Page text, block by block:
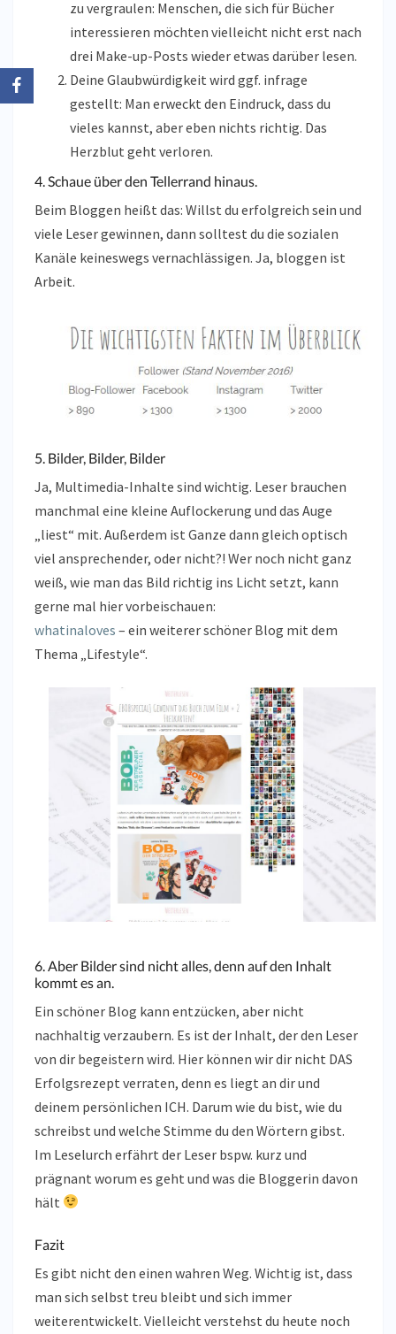
zu vergraulen: Menschen, die sich für Bücher
interessieren möchten vielleicht nicht erst nach
drei Make-up-Posts wieder etwas darüber lesen.
Deine Glaubwürdigkeit wird ggf. infrage
gestellt: Man erweckt den Eindruck, dass du
vieles kannst, aber eben nichts richtig. Das
Herzblut geht verloren.
4. Schaue über den Tellerrand hinaus.
Beim Bloggen heißt das: Willst du erfolgreich sein und
viele Leser gewinnen, dann solltest du die sozialen
Kanäle keineswegs vernachlässigen. Ja, bloggen ist
Arbeit.
5. Bilder, Bilder, Bilder
Ja, Multimedia-Inhalte sind wichtig. Leser brauchen
manchmal eine kleine Auflockerung und das Auge
„liest“ mit. Außerdem ist Ganze dann gleich optisch
viel ansprechender, oder nicht?! Wer noch nicht ganz
weiß, wie man das Bild richtig ins Licht setzt, kann
gerne mal hier vorbeischauen:
whatinaloves – ein weiterer schöner Blog mit dem
Thema „Lifestyle“.
6. Aber Bilder sind nicht alles, denn auf den Inhalt
kommt es an.
Ein schöner Blog kann entzücken, aber nicht
nachhaltig verzaubern. Es ist der Inhalt, der den Leser
von dir begeistern wird. Hier können wir dir nicht DAS
Erfolgsrezept verraten, denn es liegt an dir und
deinem persönlichen ICH. Darum wie du bist, wie du
schreibst und welche Stimme du den Wörtern gibst.
Im Leselurch erfährt der Leser bspw. kurz und
prägnant worum es geht und was die Bloggerin davon
hält
Fazit
Es gibt nicht den einen wahren Weg. Wichtig ist, dass
man sich selbst treu bleibt und sich immer
weiterentwickelt. Vielleicht verstehst du heute noch